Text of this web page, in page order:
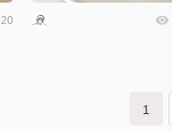
20
1
下一页